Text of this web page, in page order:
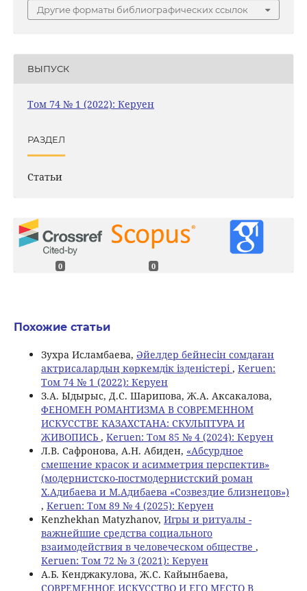
Другие форматы библиографических ссылок
ВЫПУСК
Том 74 № 1 (2022): Керуен
РАЗДЕЛ
Статьи
0 0
Похожие статьи
Зухра Исламбаева, Әйелдер бейнесін сомдаған
актрисалардың көркемдік ізденістері , Keruen:
Том 74 № 1 (2022): Керуен
З.А. Ыдырыс, Д.С. Шарипова, Ж.А. Аксакалова,
ФЕНОМЕН РОМАНТИЗМА В СОВРЕМЕННОМ
ИСКУССТВЕ КАЗАХСТАНА: СКУЛЬПТУРА И
ЖИВОПИСЬ , Keruen: Том 85 № 4 (2024): Керуен
Л.В. Сафронова, А.Н. Абиден, «Абсурдное
смешение красок и асимметрия перспектив»
(модернистско-постмодернистский роман
Х.Адибаева и М.Адибаева «Созвездие близнецов»)
, Keruen: Том 89 № 4 (2025): Керуен
Kenzhekhan Matyzhanov, Игры и ритуалы -
важнейшие средства социального
взаимодействия в человеческом обществе ,
Keruen: Том 72 № 3 (2021): Керуен
А.Б. Кенджакулова, Ж.С. Кайынбаева,
СОВРЕМЕННОЕ ИСКУССТВО И ЕГО МЕСТО В